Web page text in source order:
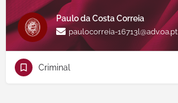
Paulo da Costa Correia
paulocorreia-16713l@adv.oa.pt
Criminal